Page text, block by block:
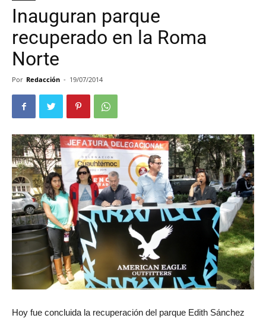
Inauguran parque
recuperado en la Roma
Norte
Por Redacción - 19/07/2014
Hoy fue concluida la recuperación del parque Edith Sánchez